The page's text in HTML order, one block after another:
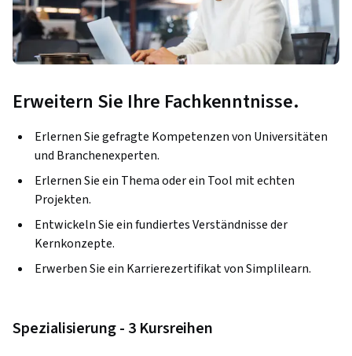
Erweitern Sie Ihre Fachkenntnisse.
Erlernen Sie gefragte Kompetenzen von Universitäten
und Branchenexperten.
Erlernen Sie ein Thema oder ein Tool mit echten
Projekten.
Entwickeln Sie ein fundiertes Verständnisse der
Kernkonzepte.
Erwerben Sie ein Karrierezertifikat von Simplilearn.
Spezialisierung - 3 Kursreihen